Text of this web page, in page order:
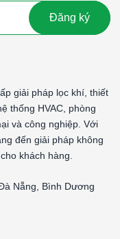
và xe tải, nơi yêu cầu
thiết bị đóng gói và
năng hoạt động
Măng:
và xi măng, nơi có
Đăng ký
giải pháp lọc khí, thiết
thống HVAC, phòng
và công nghiệp. Với
đến giải pháp không
khách hàng.
Nẵng, Bình Dương